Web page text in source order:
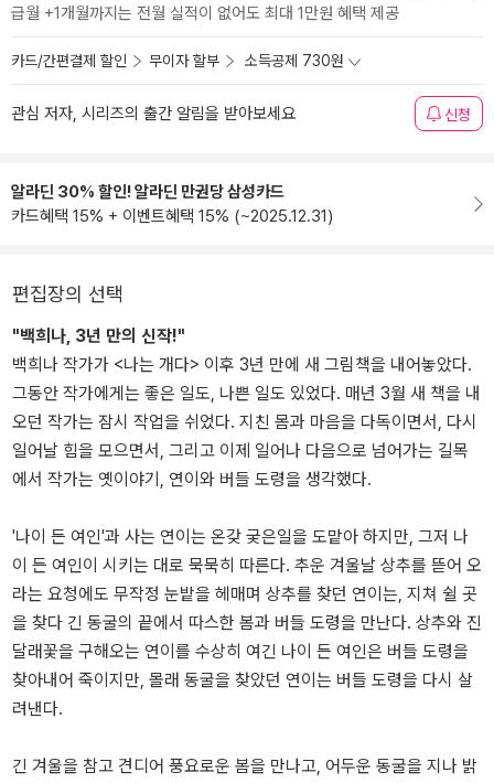
급월 +1개월까지는 전월 실적이 없어도 최대 1만원 혜택 제공
카드/간편결제 할인 무이자 할부 소득공제 730원
관심 저자, 시리즈의 출간 알림을 받아보세요 신청
알라딘 30% 할인! 알라딘 만권당 삼성카드
카드혜택 15% + 이벤트혜택 15% (~2025.12.31)
편집장의 선택
"백희나, 3년 만의 신작!"
백희나 작가가 <나는 개다> 이후 3년 만에 새 그림책을 내어놓았다.
그동안 작가에게는 좋은 일도, 나쁜 일도 있었다. 매년 3월 새 책을 내
오던 작가는 잠시 작업을 쉬었다. 지친 몸과 마음을 다독이면서, 다시
일어날 힘을 모으면서, 그리고 이제 일어나 다음으로 넘어가는 길목
에서 작가는 옛이야기, 연이와 버들 도령을 생각했다.
'나이 든 여인'과 사는 연이는 온갖 궂은일을 도맡아 하지만, 그저 나
이 든 여인이 시키는 대로 묵묵히 따른다. 추운 겨울날 상추를 뜯어 오
라는 요청에도 무작정 눈밭을 헤매며 상추를 찾던 연이는, 지쳐 쉴 곳
을 찾다 긴 동굴의 끝에서 따스한 봄과 버들 도령을 만난다. 상추와 진
달래꽃을 구해오는 연이를 수상히 여긴 나이 든 여인은 버들 도령을
찾아내어 죽이지만, 몰래 동굴을 찾았던 연이는 버들 도령을 다시 살
려낸다.
긴 겨울을 참고 견디어 풍요로운 봄을 만나고, 어두운 동굴을 지나 밝